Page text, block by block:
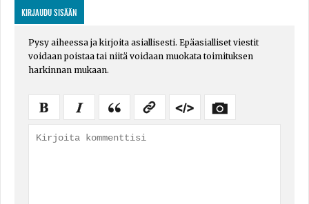
KIRJAUDU SISÄÄN
Pysy aiheessa ja kirjoita asiallisesti. Epäasialliset viestit
voidaan poistaa tai niitä voidaan muokata toimituksen
harkinnan mukaan.